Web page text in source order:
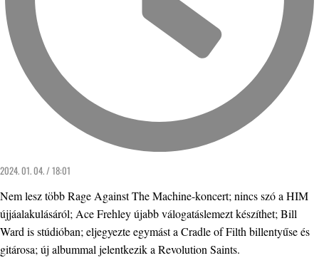
2024. 01. 04. / 18:01
Nem lesz több Rage Against The Machine-koncert; nincs szó a HIM
újjáalakulásáról; Ace Frehley újabb válogatáslemezt készíthet; Bill
Ward is stúdióban; eljegyezte egymást a Cradle of Filth billentyűse és
gitárosa; új albummal jelentkezik a Revolution Saints.